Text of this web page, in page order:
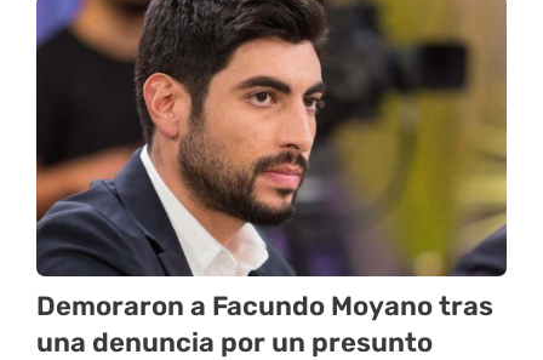
Demoraron a Facundo Moyano tras
una denuncia por un presunto